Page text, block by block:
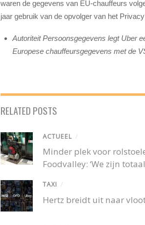
waren de gegevens van EU-chauffeurs
jaar gebruik van de opvolger van het
Autoriteit Persoonsgegevens legt Uber
Europese chauffeursgegevens met de
RELATED POSTS
ACTUEEL /
Minder plek voor
Foodvalley: ‘We zijn
TAXI /
Hertz breidt uit naar